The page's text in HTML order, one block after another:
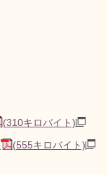
(310キロバイト)
(555キロバイト)